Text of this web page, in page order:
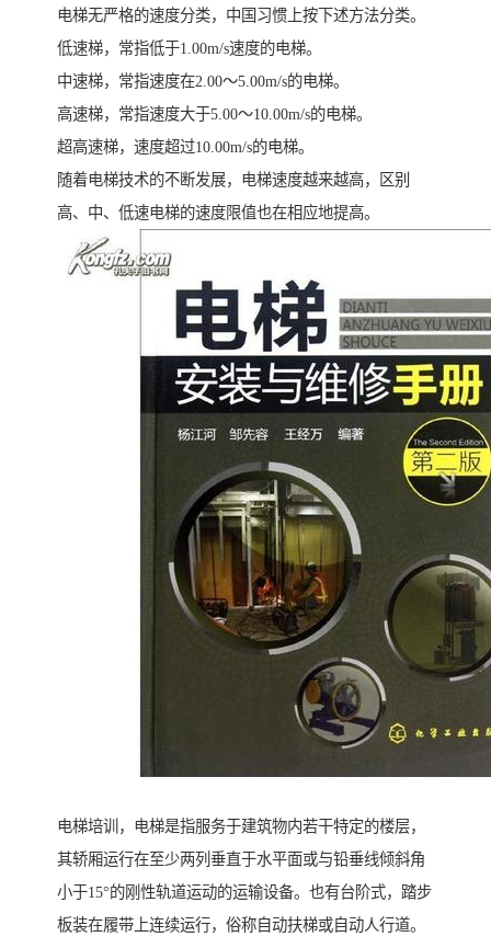
电梯无严格的速度分类，中国习惯上按下述方法分类。
低速梯，常指低于1.00m/s速度的电梯。
中速梯，常指速度在2.00～5.00m/s的电梯。
高速梯，常指速度大于5.00～10.00m/s的电梯。
超高速梯，速度超过10.00m/s的电梯。
随着电梯技术的不断发展，电梯速度越来越高，区别
高、中、低速电梯的速度限值也在相应地提高。
电梯培训，电梯是指服务于建筑物内若干特定的楼层，
其轿厢运行在至少两列垂直于水平面或与铅垂线倾斜角
小于15°的刚性轨道运动的运输设备。也有台阶式，踏步
板装在履带上连续运行，俗称自动扶梯或自动人行道。